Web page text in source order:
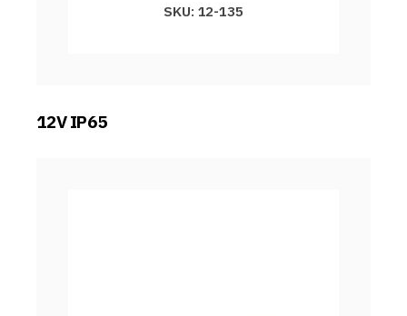
SKU: 12-135
12V IP65